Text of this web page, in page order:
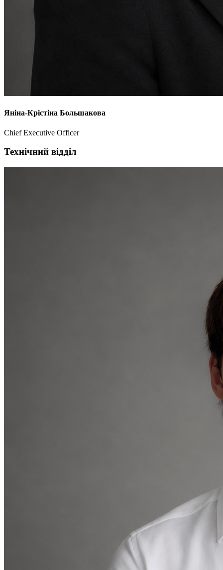
Яніна-Крістіна Большакова
Chief Executive Officer
Технічний відділ